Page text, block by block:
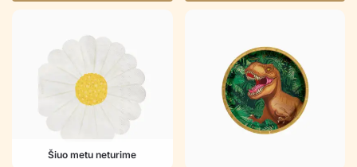
Šiuo metu neturime